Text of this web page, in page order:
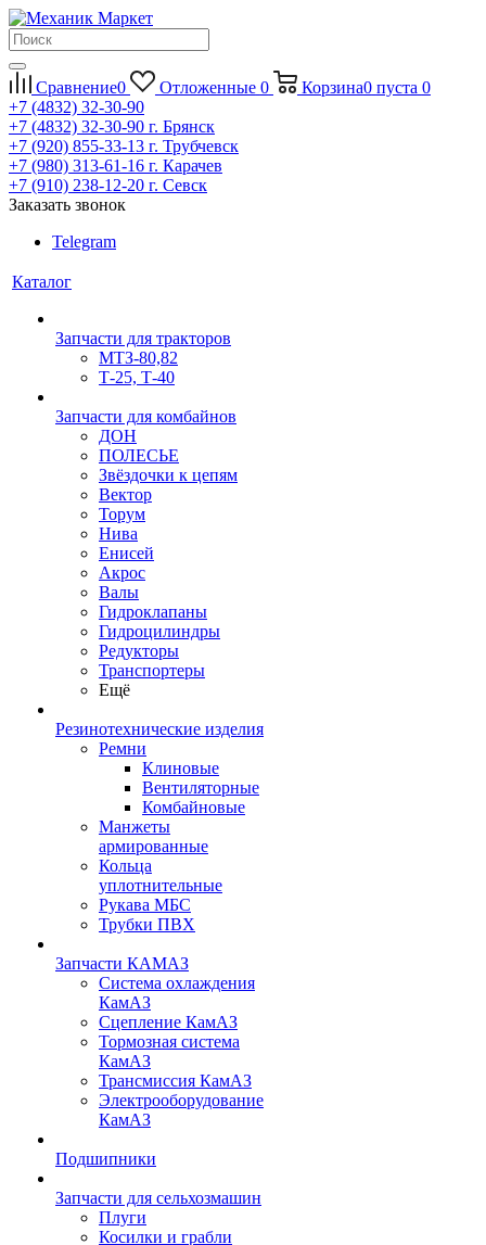
Сравнение0 Отложенные 0 Корзина0 пуста 0
+7 (4832) 32-30-90
+7 (4832) 32-30-90 г. Брянск
+7 (920) 855-33-13 г. Трубчевск
+7 (980) 313-61-16 г. Карачев
+7 (910) 238-12-20 г. Севск
Заказать звонок
Telegram
Каталог
Запчасти для тракторов
МТЗ-80,82
Т-25, Т-40
Запчасти для комбайнов
ДОН
ПОЛЕСЬЕ
Звёздочки к цепям
Вектор
Торум
Нива
Енисей
Акрос
Валы
Гидроклапаны
Гидроцилиндры
Редукторы
Транспортеры
Ещё
Резинотехнические изделия
Ремни
Клиновые
Вентиляторные
Комбайновые
Манжеты
армированные
Кольца
уплотнительные
Рукава МБС
Трубки ПВХ
Запчасти КАМАЗ
Система охлаждения
КамАЗ
Сцепление КамАЗ
Тормозная система
КамАЗ
Трансмиссия КамАЗ
Электрооборудование
КамАЗ
Подшипники
Запчасти для сельхозмашин
Плуги
Косилки и грабли